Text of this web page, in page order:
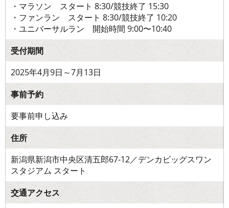
・マラソン スタート 8:30/競技終了 15:30
・ファンラン スタート 8:30/競技終了 10:20
・ユニバーサルラン 開始時間 9:00〜10:40
受付期間
2025年4月9日～7月13日
事前予約
要事前申し込み
住所
新潟県新潟市中央区清五郎67-12／デンカビッグスワン
スタジアム スタート
交通アクセス